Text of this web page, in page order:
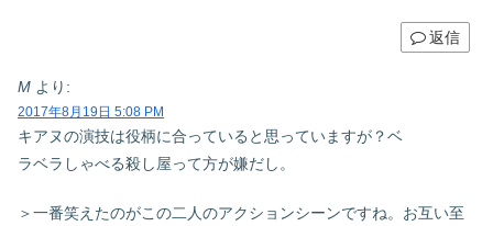
返信
M より:
2017年8月19日 5:08 PM
キアヌの演技は役柄に合っていると思っていますが？ベ
ラベラしゃべる殺し屋って方が嫌だし。
＞一番笑えたのがこの二人のアクションシーンですね。お互い至